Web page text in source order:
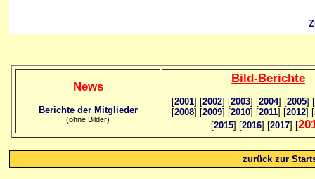
News
Berichte der Mitglieder
(ohne Bilder)
Bild-Berichte
[2001] [2002] [2003] [2004] [2005] [
[2008] [2009] [2010] [2011] [2012] [
[2015] [2016] [2017] [
zurück zur